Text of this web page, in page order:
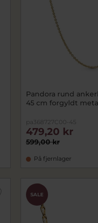
Pandora rund
45 cm forgyldt
pa368727C00-45
599,00 kr
479,20 kr
På fjernlager
SALE